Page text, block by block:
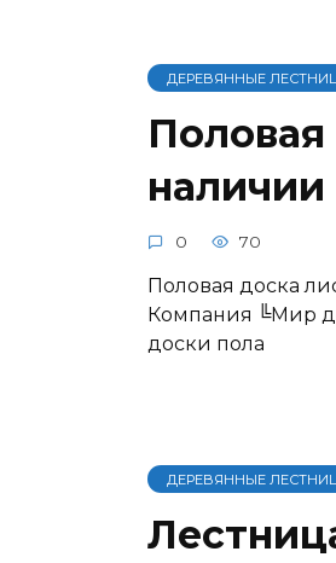
ДЕРЕВЯННЫЕ
Половая
0 70
Половая доска
Компания ╚Мир
доски пола
ДЕРЕВЯННЫЕ